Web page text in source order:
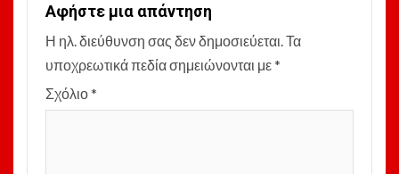
Αφήστε μια απάντηση
Η ηλ. διεύθυνση σας δεν δημοσιεύεται.Τα
υποχρεωτικά πεδία σημειώνονται με*
Σχόλιο*